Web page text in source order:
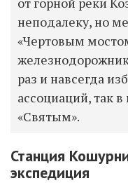
неподалеку, но
«Чертовым
раз и навсегда
ассоциаций, так
«Святым».
Станция
экспедиция